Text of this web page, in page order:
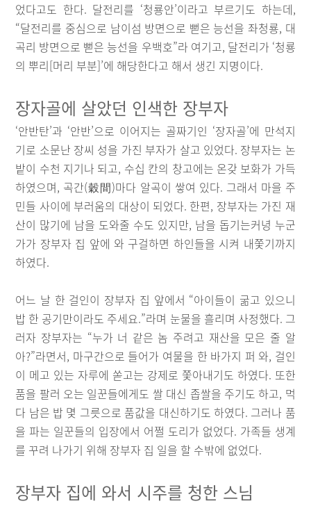
었다고도 한다. 달전리를 ‘청룡안’이라고 부르기도 하는데,
“달전리를 중심으로 남이섬 방면으로 뻗은 능선을 좌청룡, 대
곡리 방면으로 뻗은 능선을 우백호”라 여기고, 달전리가 ‘청룡
의 뿌리[머리 부분]’에 해당한다고 해서 생긴 지명이다.
장자골에 살았던 인색한 장부자
‘안반탄’과 ‘안반’으로 이어지는 골짜기인 ‘장자골’에 만석지
기로 소문난 장씨 성을 가진 부자가 살고 있었다. 장부자는 논
밭이 수천 지기나 되고, 수십 칸의 창고에는 온갖 보화가 가득
하였으며, 곡간(穀間)마다 알곡이 쌓여 있다. 그래서 마을 주
민들 사이에 부러움의 대상이 되었다. 한편, 장부자는 가진 재
산이 많기에 남을 도와줄 수도 있지만, 남을 돕기는커녕 누군
가가 장부자 집 앞에 와 구걸하면 하인들을 시켜 내쫓기까지
하였다.
어느 날 한 걸인이 장부자 집 앞에서 “아이들이 굶고 있으니
밥 한 공기만이라도 주세요.”라며 눈물을 흘리며 사정했다. 그
러자 장부자는 “누가 너 같은 놈 주려고 재산을 모은 줄 알
아?”라면서, 마구간으로 들어가 여물을 한 바가지 퍼 와, 걸인
이 메고 있는 자루에 쏟고는 강제로 쫓아내기도 하였다. 또한
품을 팔러 오는 일꾼들에게도 쌀 대신 좁쌀을 주기도 하고, 먹
다 남은 밥 몇 그릇으로 품값을 대신하기도 하였다. 그러나 품
을 파는 일꾼들의 입장에서 어쩔 도리가 없었다. 가족들 생계
를 꾸려 나가기 위해 장부자 집 일을 할 수밖에 없었다.
장부자 집에 와서 시주를 청한 스님